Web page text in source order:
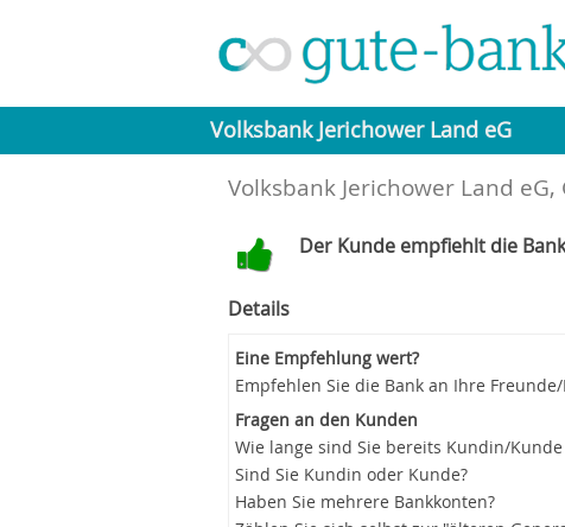
Volksbank Jerichower Land eG
Volksbank Jerichower Land
Der Kunde empfiehlt die
Details
Eine Empfehlung wert?
Empfehlen Sie die Bank an Ihre
Fragen an den Kunden
Wie lange sind Sie bereits Kundin/
Sind Sie Kundin oder Kunde?
Haben Sie mehrere Bankkonten?